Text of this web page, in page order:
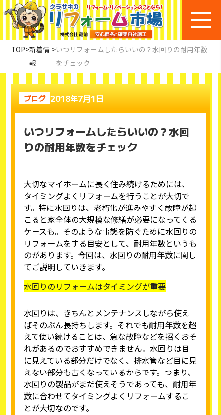
TOP>新着情
報
>いつリフォームしたらいいの？水回りの耐用年数
をチェック
ブログ 2018年7月1日
いつリフォームしたらいいの？水回
りの耐用年数をチェック
大切なマイホームに長く住み続けるためには、
タイミングよくリフォームを行うことが大切で
す。特に水回りは、老朽化が進みやすく故障が起
こると家全体の大規模な修繕が必要になってくる
ケースも。そのような事態を防ぐために水回りの
リフォームをする目安として、耐用年数というも
のがあります。今回は、水回りの耐用年数に関し
てご説明していきます。
水回りのリフォームはタイミングが重要
水回りは、きちんとメンテナンスしながら使え
ばそのぶん長持ちします。それでも耐用年数を超
えて使い続けることは、急な故障などを招くおそ
れがあるのでおすすめできません。水回りは目
に見えている部分だけでなく、排水管など目に見
えない部分も古くなっているからです。つまり、
水回りの製品がまだ使えそうであっても、耐用年
数に合わせてタイミングよくリフォームするこ
とが大切なのです。